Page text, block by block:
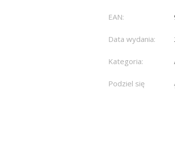
EAN:
Data wydania:
Kategoria:
Podziel się